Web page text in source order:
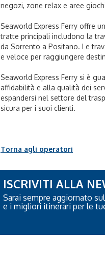
negozi, zone relax e aree
Seaworld Express Ferry offre
tratte principali includono la
da Sorrento a Positano. Le
e veloce per raggiungere
Seaworld Express Ferry si è
affidabilità e alla qualità dei
espandersi nel settore del
sicura per i suoi clienti.
Torna agli operatori
ISCRIVITI ALLA
Sarai sempre aggiornato
e i migliori itinerari per le